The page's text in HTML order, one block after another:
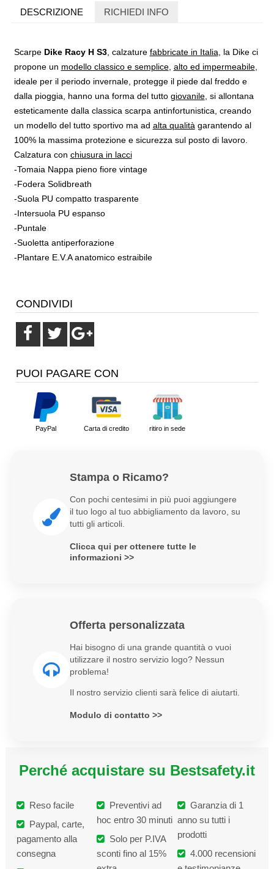
DESCRIZIONE RICHIEDI INFO
Scarpe Dike Racy H S3, calzature fabbricate in Italia , la Dike ci
propone un modello classico e semplice, alto ed impermeabile,
ideale per il periodo invernale, protegge il piede dal freddo e
dalla pioggia, hanno una forma del tutto giovanile, si allontana
esteticamente dalla classica scarpa antinfortunistica, creando
un modello del tutto sportivo ma ad alta qualità garantendo al
100% la massima protezione e sicurezza sul posto di lavoro.
Calzatura con chiusura in lacci
-Tomaia Nappa pieno fiore vintage
-Fodera Solidbreath
-Suola PU compatto trasparente
-Intersuola PU espanso
-Puntale
-Suoletta antiperforazione
-Plantare E.V.A anatomico estraibile
CONDIVIDI
PUOI PAGARE CON
PayPal Carta di credito ritiro in sede
Stampa o Ricamo?
Con pochi centesimi in più puoi aggiungere
il tuo logo al tuo abbigliamento da lavoro, su
tutti gli articoli.
Clicca qui per ottenere tutte le
informazioni >>
Offerta personalizzata
Hai bisogno di una grande quantità o vuoi
utilizzare il nostro servizio logo? Nessun
problema!
Il nostro servizio clienti sarà felice di aiutarti.
Modulo di contatto >>
Perché acquistare su Bestsafety.it
Reso facile
Paypal, carte,
pagamento alla
consegna
Preventivi ad
hoc entro 30 minuti
Solo per P.IVA
sconti fino al 15%
Garanzia di 1
anno su tutti i
prodotti
4.000 recensioni